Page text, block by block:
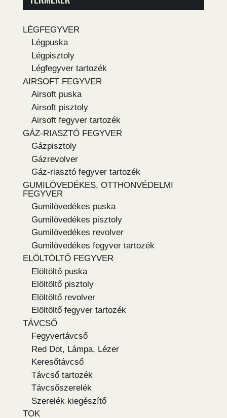
LÉGFEGYVER
Légpuska
Légpisztoly
Légfegyver tartozék
AIRSOFT FEGYVER
Airsoft puska
Airsoft pisztoly
Airsoft fegyver tartozék
GÁZ-RIASZTÓ FEGYVER
Gázpisztoly
Gázrevolver
Gáz-riasztó fegyver tartozék
GUMILÖVEDÉKES, OTTHONVÉDELMI
FEGYVER
Gumilövedékes puska
Gumilövedékes pisztoly
Gumilövedékes revolver
Gumilövedékes fegyver tartozék
ELÖLTÖLTŐ FEGYVER
Elöltöltő puska
Elöltöltő pisztoly
Elöltöltő revolver
Elöltöltő fegyver tartozék
TÁVCSŐ
Fegyvertávcső
Red Dot, Lámpa, Lézer
Keresőtávcső
Távcső tartozék
Távcsőszerelék
Szerelék kiegészítő
TOK